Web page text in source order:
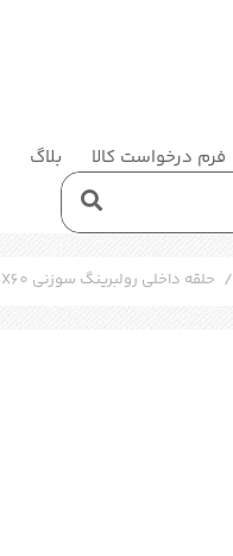
فرم درخواست کالا بلاگ
/ حلقه داخلی رولبرینگ سوزنی SKF IR 240X265X60